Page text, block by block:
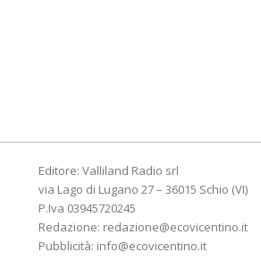
Editore: Valliland Radio srl
via Lago di Lugano 27 – 36015 Schio (VI)
P.Iva 03945720245
Redazione: redazione@ecovicentino.it
Pubblicità: info@ecovicentino.it